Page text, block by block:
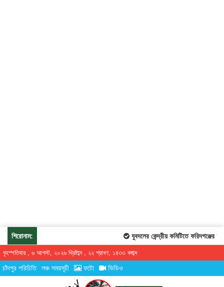
শিরোনাম: যুবদলের কেন্দ্রীয় কমিটিতে ফরিদগঞ্জের
বৃহস্পতিবার , ৬ আগস্ট, ২০২৬ খ্রিষ্টাব্দ , ২২ শ্রাবণ, ১৪৩৩ বঙ্গাব্দ
চাঁদপুর পরিচিতি লঞ্চ সময়সূচী ফটো ভিডিও